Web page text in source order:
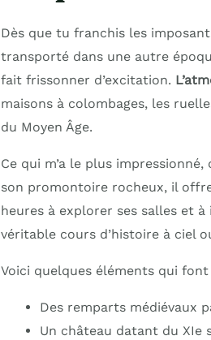
Dès que tu franchis les
transporté dans une autre
fait frissonner d’excitation.
maisons à colombages, les
du Moyen Âge.
Ce qui m’a le plus impressionné,
son promontoire rocheux, il
heures à explorer ses salles et à
véritable cours d’histoire à ciel
Voici quelques éléments qui
Des remparts médiévaux
Un château datant du XIe